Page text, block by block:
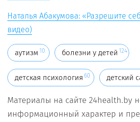
Наталья Абакумова: «Разрешите
видео)
аутизм 10 болезни у детей 124
детская психология 60 детский
Материалы на сайте 24health.by
информационный характер и